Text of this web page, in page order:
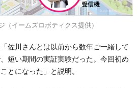
（イームズロボティクス提供）
佐川さんとは以前から数年ご一緒して
短い期間の実証実験だった。今回初め
とになった」と説明。